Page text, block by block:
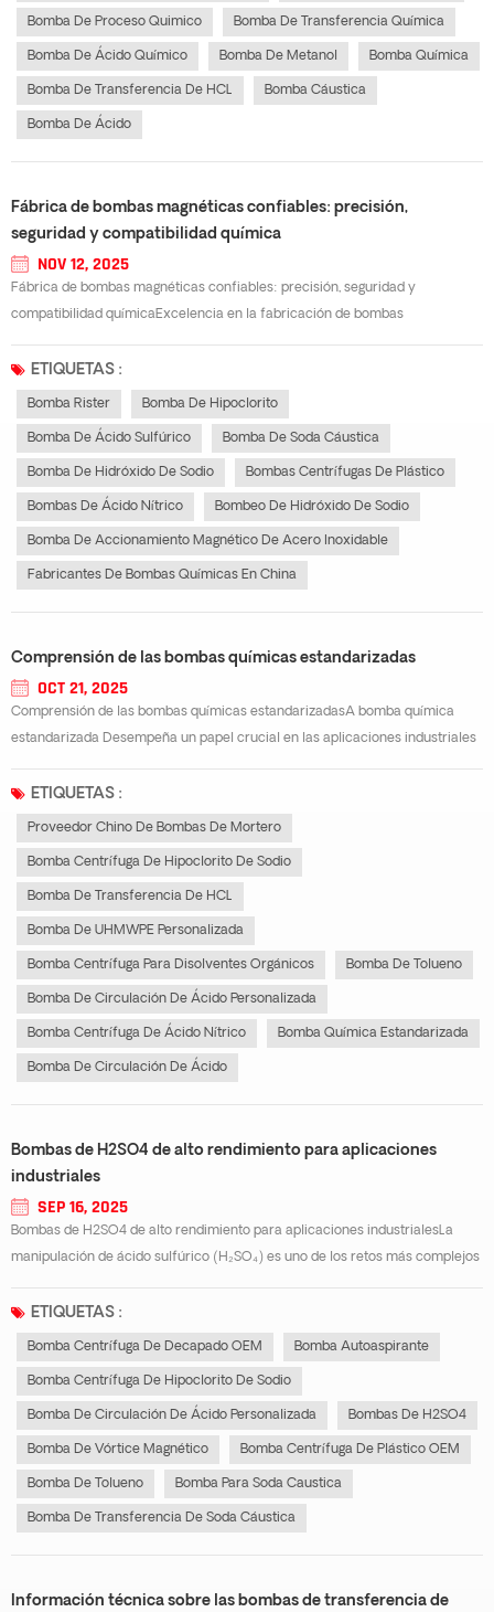
Bomba De Proceso Quimico Bomba De Transferencia Química
Bomba De Ácido Químico Bomba De Metanol Bomba Química
Bomba De Transferencia De HCL Bomba Cáustica
Bomba De Ácido
Fábrica de bombas magnéticas confiables: precisión,
seguridad y compatibilidad química
NOV 12, 2025
Fábrica de bombas magnéticas confiables: precisión, seguridad y
compatibilidad químicaExcelencia en la fabricación de bombas
fundamental en el apoyo a las industrias que manejan fluidos corrosivos y
ETIQUETAS :
Bomba Rister Bomba De Hipoclorito
Bomba De Ácido Sulfúrico Bomba De Soda Cáustica
Bomba De Hidróxido De Sodio Bombas Centrífugas De Plástico
Bombas De Ácido Nítrico Bombeo De Hidróxido De Sodio
Bomba De Accionamiento Magnético De Acero Inoxidable
Fabricantes De Bombas Químicas En China
Comprensión de las bombas químicas estandarizadas
OCT 21, 2025
Comprensión de las bombas químicas estandarizadasA bomba química
estandarizada Desempeña un papel crucial en las aplicaciones industriales
esenciales. Estas bombas están diseñadas según estándares
ETIQUETAS :
Proveedor Chino De Bombas De Mortero
Bomba Centrífuga De Hipoclorito De Sodio
Bomba De Transferencia De HCL
Bomba De UHMWPE Personalizada
Bomba Centrífuga Para Disolventes Orgánicos Bomba De Tolueno
Bomba De Circulación De Ácido Personalizada
Bomba Centrífuga De Ácido Nítrico Bomba Química Estandarizada
Bomba De Circulación De Ácido
Bombas de H2SO4 de alto rendimiento para aplicaciones
industriales
SEP 16, 2025
Bombas de H2SO4 de alto rendimiento para aplicaciones industrialesLa
manipulación de ácido sulfúrico (H₂SO₄) es uno de los retos más complejos
equipos especializados que garanticen seguridad, durabilidad y eficiencia.
ETIQUETAS :
Bomba Centrífuga De Decapado OEM Bomba Autoaspirante
Bomba Centrífuga De Hipoclorito De Sodio
Bomba De Circulación De Ácido Personalizada Bombas De H2SO4
Bomba De Vórtice Magnético Bomba Centrífuga De Plástico OEM
Bomba De Tolueno Bomba Para Soda Caustica
Bomba De Transferencia De Soda Cáustica
Información técnica sobre las bombas de transferencia de